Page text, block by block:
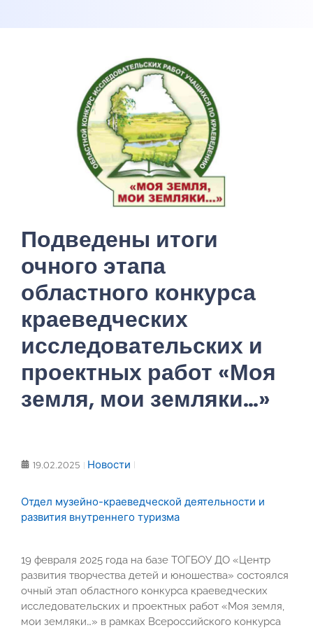
Подведены итоги
очного этапа
областного конкурса
краеведческих
исследовательских и
проектных работ «Моя
земля, мои земляки…»
19.02.2025 Новости
Отдел музейно-краеведческой деятельности и
развития внутреннего туризма
19 февраля 2025 года на базе ТОГБОУ ДО «Центр
развития творчества детей и юношества» состоялся
очный этап областного конкурса краеведческих
исследовательских и проектных работ «Моя земля,
мои земляки…» в рамках Всероссийского конкурса